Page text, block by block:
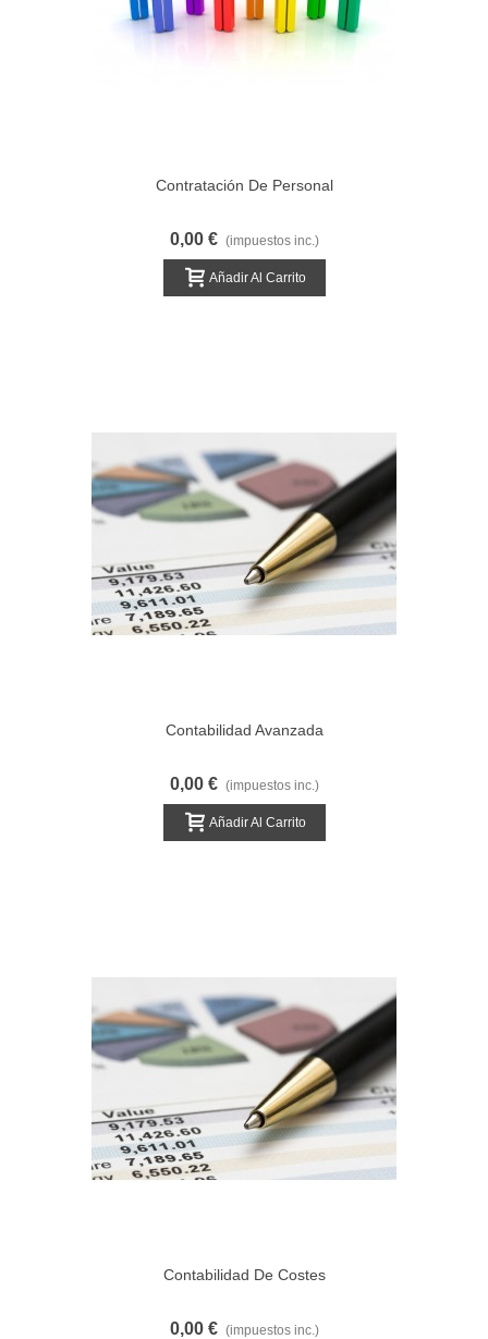
Contratación De Personal
0,00 € (impuestos inc.)
Añadir Al Carrito
Contabilidad Avanzada
0,00 € (impuestos inc.)
Añadir Al Carrito
Contabilidad De Costes
0,00 € (impuestos inc.)